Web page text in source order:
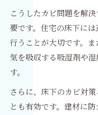
こうしたカビ問題を解
要です。住宅の床下に
行うことが大切です。
気を吸収する吸湿剤や
す。
さらに、床下のカビ対
とも有効です。建材に